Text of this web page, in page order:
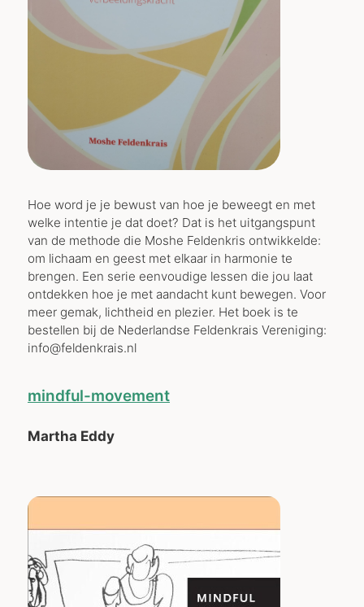
Hoe word je je bewust van hoe je beweegt en met
welke intentie je dat doet? Dat is het uitgangspunt
van de methode die Moshe Feldenkris ontwikkelde:
om lichaam en geest met elkaar in harmonie te
brengen. Een serie eenvoudige lessen die jou laat
ontdekken hoe je met aandacht kunt bewegen. Voor
meer gemak, lichtheid en plezier. Het boek is te
bestellen bij de Nederlandse Feldenkrais Vereniging:
info@feldenkrais.nl
mindful-movement
Martha Eddy